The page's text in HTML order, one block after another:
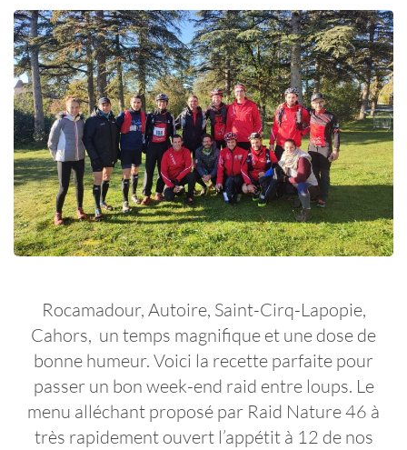
Rocamadour, Autoire, Saint-Cirq-Lapopie,
Cahors, un temps magnifique et une dose de
bonne humeur. Voici la recette parfaite pour
passer un bon week-end raid entre loups. Le
menu alléchant proposé par Raid Nature 46 à
très rapidement ouvert l’appétit à 12 de nos